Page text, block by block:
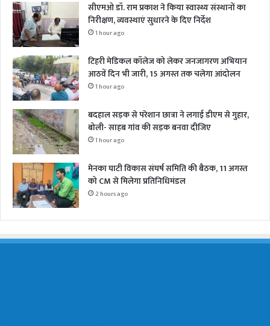
सीएमओ डॉ. राम प्रकाश ने किया स्वास्थ्य संस्थानों का
निरीक्षण, व्यवस्थाएं सुधारने के दिए निर्देश
1 hour ago
टिहरी मेडिकल कॉलेज को लेकर जनजागरण अभियान
आठवें दिन भी जारी, 15 अगस्त तक चलेगा आंदोलन
1 hour ago
बदहाल सड़क से परेशान छात्रा ने लगाई डीएम से गुहार,
बोली- साहब गांव की सड़क बनवा दीजिए
1 hour ago
मेनका घाटी विकास संघर्ष समिति की बैठक, 11 अगस्त
को CM से मिलेगा प्रतिनिधिमंडल
2 hours ago